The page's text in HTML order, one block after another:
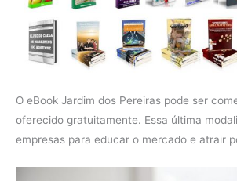
O eBook Jardim dos Pereiras pode ser
oferecido gratuitamente. Essa última
empresas para educar o mercado e atrair